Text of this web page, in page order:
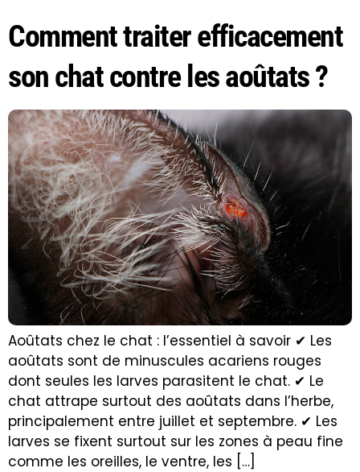
Comment traiter efficacement
son chat contre les aoûtats ?
Aoûtats chez le chat : l’essentiel à savoir ✔ Les
aoûtats sont de minuscules acariens rouges
dont seules les larves parasitent le chat. ✔ Le
chat attrape surtout des aoûtats dans l’herbe,
principalement entre juillet et septembre. ✔ Les
larves se fixent surtout sur les zones à peau fine
comme les oreilles, le ventre, les […]